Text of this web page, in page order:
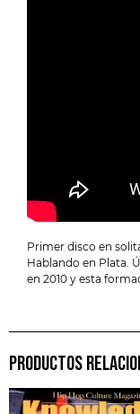
Primer disco en
Hablando en Plata.
en 2010 y esta
PRODUCTOS